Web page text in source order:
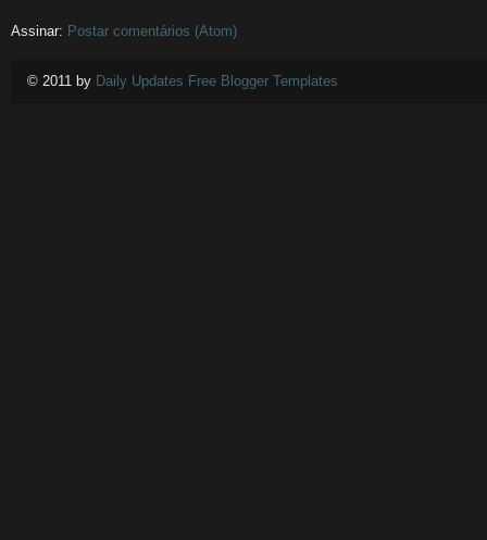
Assinar: Postar comentários (Atom)
© 2011 by Daily Updates Free Blogger Templates